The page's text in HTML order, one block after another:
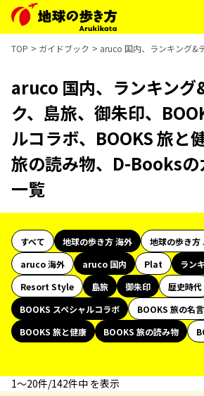
TOP ガイドブック aruco 国内、ランキング&
aruco 国内、ランキング
ク、島旅、御朱印、
ルコラボ、BOOKS 旅と
旅の読み物、D-Booksの
一覧
すべて 地球の歩き方 海外
地球の歩き方
aruco 海外
aruco 国内 Plat
ラン
Resort Style
島旅 御朱印 歴史時代
BOOKS スペシャルコラボ
BOOKS 旅の名
BOOKS 旅と健康
BOOKS 旅の読み物
1〜20件/142件中 を表示